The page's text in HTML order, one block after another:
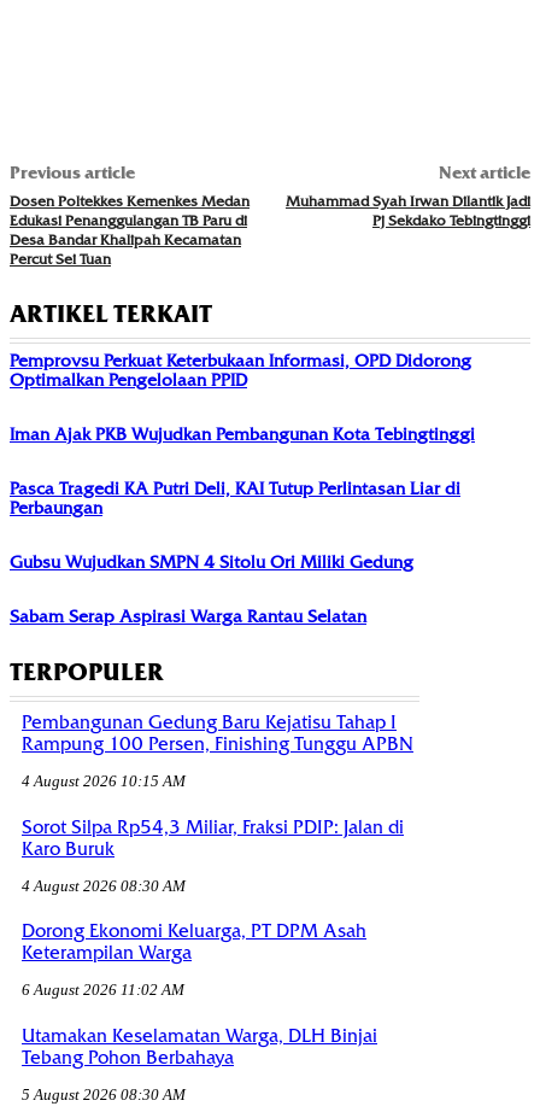
Previous article
Dosen Poltekkes Kemenkes Medan
Edukasi Penanggulangan TB Paru di
Desa Bandar Khalipah Kecamatan
Percut Sei Tuan
Next article
Muhammad Syah Irwan Dilantik Jadi
Pj Sekdako Tebingtinggi
ARTIKEL TERKAIT
Pemprovsu Perkuat Keterbukaan Informasi, OPD Didorong
Optimalkan Pengelolaan PPID
Iman Ajak PKB Wujudkan Pembangunan Kota Tebingtinggi
Pasca Tragedi KA Putri Deli, KAI Tutup Perlintasan Liar di
Perbaungan
Gubsu Wujudkan SMPN 4 Sitolu Ori Miliki Gedung
Sabam Serap Aspirasi Warga Rantau Selatan
TERPOPULER
Pembangunan Gedung Baru Kejatisu Tahap I
Rampung 100 Persen, Finishing Tunggu APBN
4 August 2026 10:15 AM
Sorot Silpa Rp54,3 Miliar, Fraksi PDIP: Jalan di
Karo Buruk
4 August 2026 08:30 AM
Dorong Ekonomi Keluarga, PT DPM Asah
Keterampilan Warga
6 August 2026 11:02 AM
Utamakan Keselamatan Warga, DLH Binjai
Tebang Pohon Berbahaya
5 August 2026 08:30 AM